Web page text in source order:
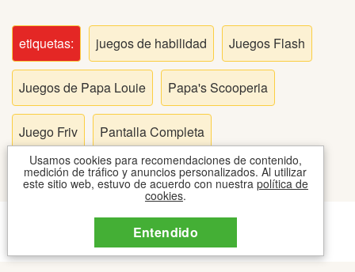
Puntería
Puzzles
Logica
Arcade
Motos
Usamos cookies para recomendaciones de contenido,
medición de tráfico y anuncios personalizados. Al utilizar
este sitio web, estuvo de acuerdo con nuestra política de
cookies.
Entendido
etiquetas: juegos de habilidad Juegos Flash
Juegos de Papa Louie Papa's Scooperia
Juego Friv Pantalla Completa
CONTACTO COOKIES TOS
2026 © JUEGOSIPO JUEGOS